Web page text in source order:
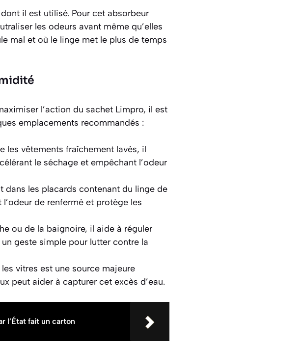
il est utilisé. Pour cet absorbeur
les odeurs avant même qu’elles
mal et où le linge met le plus de temps
l’action du sachet Limpro, il est
emplacements recommandés :
les vêtements fraîchement lavés, il
le séchage et empêchant l’odeur
dans les placards contenant du linge de
de renfermé et protège les
ou de la baignoire, il aide à réguler
geste simple pour lutter contre la
vitres est une source majeure
peut aider à capturer cet excès d’eau.
l’État fait un carton